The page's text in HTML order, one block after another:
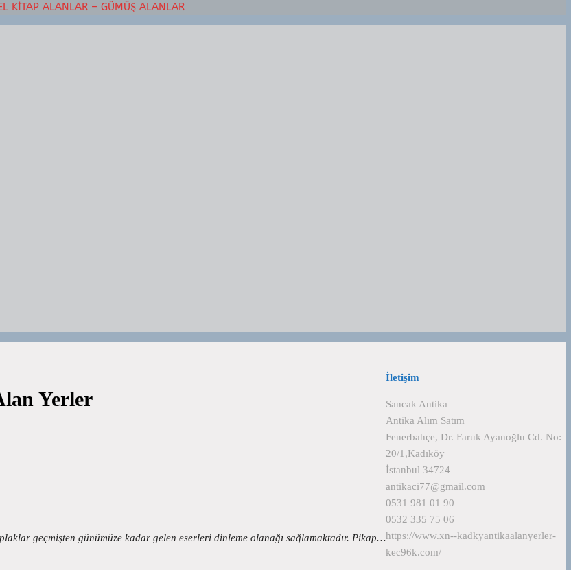
KITAP ALANLAR – GÜMÜŞ ALANLAR
Yerler
geçmişten günümüze kadar gelen eserleri dinleme olanağı sağlamaktadır. Pikap…
İletişim
Sancak Antika
Antika Alım Satım
Fenerbahçe, Dr. Faruk Ayanoğlu Cd. No:
20/1,Kadıköy
İstanbul 34724
antikaci77@gmail.com
0531 981 01 90
0532 335 75 06
https://www.xn--kadkyantikaalanyerler-
kec96k.com/